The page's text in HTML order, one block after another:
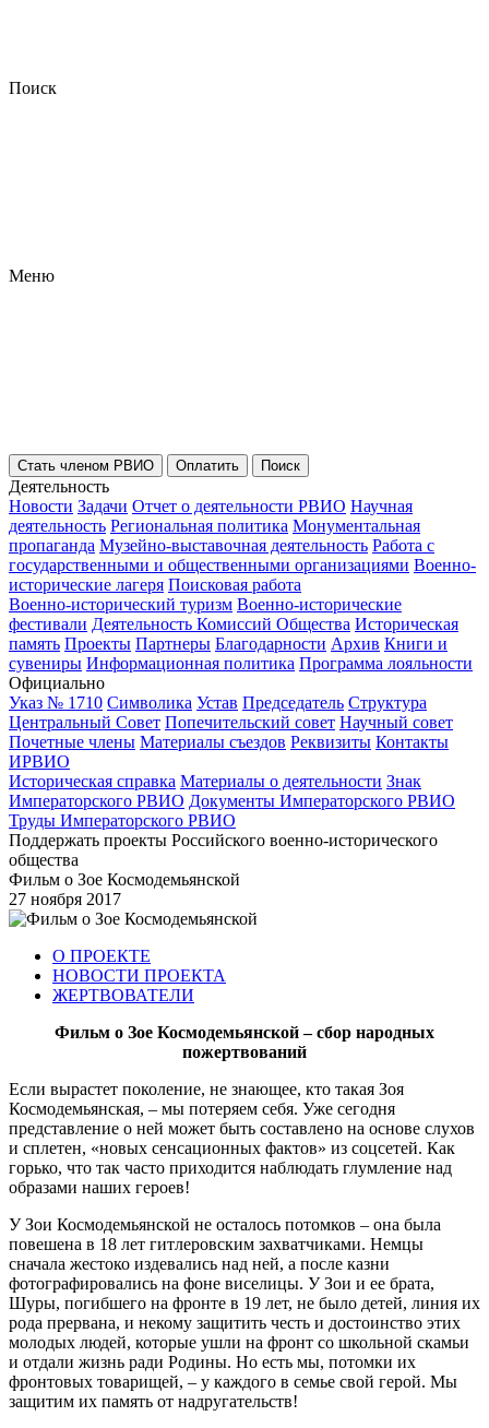
Поиск
Меню
Стать членом РВИО Оплатить Поиск
Деятельность
Новости Задачи Отчет о деятельности РВИО Научная
деятельность Региональная политика Монументальная
пропаганда Музейно-выставочная деятельность Работа с
государственными и общественными организациями Военно-
исторические лагеря Поисковая работа
Военно-исторический туризм Военно-исторические
фестивали Деятельность Комиссий Общества Историческая
память Проекты Партнеры Благодарности Архив Книги и
сувениры Информационная политика Программа лояльности
Официально
Указ № 1710 Символика Устав Председатель Структура
Центральный Совет Попечительский совет Научный совет
Почетные члены Материалы съездов Реквизиты Контакты
ИРВИО
Историческая справка Материалы о деятельности Знак
Императорского РВИО Документы Императорского РВИО
Труды Императорского РВИО
Поддержать проекты Российского военно-исторического
общества
Фильм о Зое Космодемьянской
27 ноября 2017
О ПРОЕКТЕ
НОВОСТИ ПРОЕКТА
ЖЕРТВОВАТЕЛИ
Фильм о Зое Космодемьянской – сбор народных
пожертвований
Если вырастет поколение, не знающее, кто такая Зоя
Космодемьянская, – мы потеряем себя. Уже сегодня
представление о ней может быть составлено на основе слухов
и сплетен, «новых сенсационных фактов» из соцсетей. Как
горько, что так часто приходится наблюдать глумление над
образами наших героев!
У Зои Космодемьянской не осталось потомков – она была
повешена в 18 лет гитлеровским захватчиками. Немцы
сначала жестоко издевались над ней, а после казни
фотографировались на фоне виселицы. У Зои и ее брата,
Шуры, погибшего на фронте в 19 лет, не было детей, линия их
рода прервана, и некому защитить честь и достоинство этих
молодых людей, которые ушли на фронт со школьной скамьи
и отдали жизнь ради Родины. Но есть мы, потомки их
фронтовых товарищей, – у каждого в семье свой герой. Мы
защитим их память от надругательств!